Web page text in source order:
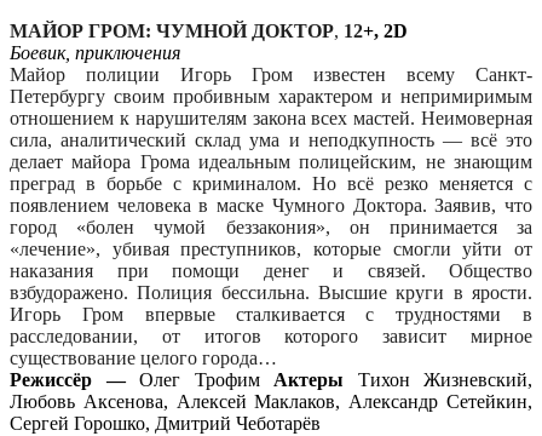
МАЙОР ГРОМ: ЧУМНОЙ ДОКТОР, 12+, 2D
Боевик, приключения
Майор полиции Игорь Гром известен всему Санкт-
Петербургу своим пробивным характером и непримиримым
отношением к нарушителям закона всех мастей. Неимоверная
сила, аналитический склад ума и неподкупность — всё это
делает майора Грома идеальным полицейским, не знающим
преград в борьбе с криминалом. Но всё резко меняется с
появлением человека в маске Чумного Доктора. Заявив, что
город «болен чумой беззакония», он принимается за
«лечение», убивая преступников, которые смогли уйти от
наказания при помощи денег и связей. Общество
взбудоражено. Полиция бессильна. Высшие круги в ярости.
Игорь Гром впервые сталкивается с трудностями в
расследовании, от итогов которого зависит мирное
существование целого города…
Режиссёр — Олег ТрофимАктеры Тихон Жизневский,
Любовь Аксенова, Алексей Маклаков, Александр Сетейкин,
Сергей Горошко, Дмитрий Чеботарёв